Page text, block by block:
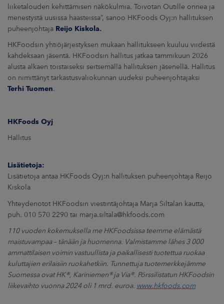
liiketalouden kehittämisen näkökulmia. Toivotan Outille onnea ja
menestystä uusissa haasteissa”, sanoo HKFoods Oyj:n hallituksen
puheenjohtaja Reijo Kiskola.
HKFoodsin yhtiöjärjestyksen mukaan hallitukseen kuuluu viidestä
kahdeksaan jäsentä. HKFoodsin hallitus jatkaa tammikuun 2026
alusta alkaen toistaiseksi seitsemällä hallituksen jäsenellä. Hallitus
on nimittänyt tarkastusvaliokunnan uudeksi puheenjohtajaksi
Terhi Tuomen.
HKFoods Oyj
Hallitus
Lisätietoja:
Lisätietoja antaa HKFoods Oyj:n hallituksen puheenjohtaja Reijo
Kiskola
Yhteydenotot HKFoodsin viestintäjohtaja Marja Siltalan kautta,
puh. 010 570 2290 tai marja.siltala@hkfoods.com
110 vuoden kokemuksella me HKFoodsissa teemme elämästä
maistuvampaa – tänään ja huomenna. Valmistamme lähes 3 000
ammattilaisen voimin vastuullista ja paikallisesti tuotettua ruokaa
kuluttajien erilaisiin ruokahetkiin. Tunnettuja tuotemerkkejämme
Suomessa ovat HK®, Kariniemen®ja Via®. Pörssilistatun HKFoodsin
liikevaihto vuonna 2024 oli 1 mrd. euroa. www.hkfoods.com